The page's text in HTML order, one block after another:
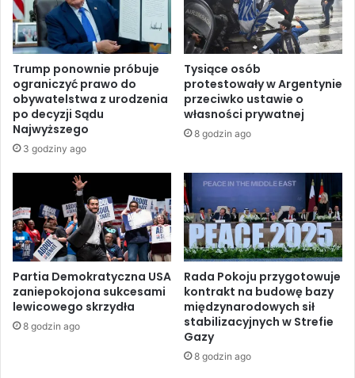
a
p
o
d
s
z
y
w
j
ą
e
g
o
s
i
ę
p
o
n
y
c
w
G
z
i
w
r
o
s
ł
a
d
o
7
Trump ponownie próbuje
ograniczyć prawo do
obywatelstwa z urodzenia
po decyzji Sądu
Najwyższego
3 godziny ago
Tysiące osób
protestowały w Argentynie
przeciwko ustawie o
własności prywatnej
8 godzin ago
Partia Demokratyczna USA
zaniepokojona sukcesami
lewicowego skrzydła
8 godzin ago
Rada Pokoju przygotowuje
kontrakt na budowę bazy
międzynarodowych sił
stabilizacyjnych w Strefie
Gazy
8 godzin ago